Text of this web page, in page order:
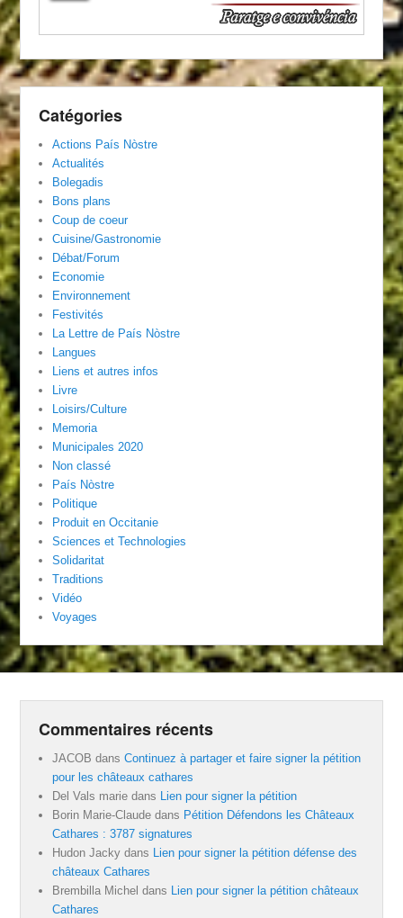
Catégories
Actions País Nòstre
Actualités
Bolegadis
Bons plans
Coup de coeur
Cuisine/Gastronomie
Débat/Forum
Economie
Environnement
Festivités
La Lettre de País Nòstre
Langues
Liens et autres infos
Livre
Loisirs/Culture
Memoria
Municipales 2020
Non classé
País Nòstre
Politique
Produit en Occitanie
Sciences et Technologies
Solidaritat
Traditions
Vidéo
Voyages
Commentaires récents
JACOB dansContinuez à partager et faire signer la pétition
pour les châteaux cathares
Del Vals marie dans Lien pour signer la pétition
Borin Marie-Claude dans Pétition Défendons les Châteaux
Cathares : 3787 signatures
Hudon Jacky dans Lien pour signer la pétition défense des
châteaux Cathares
Brembilla Michel dans Lien pour signer la pétition châteaux
Cathares